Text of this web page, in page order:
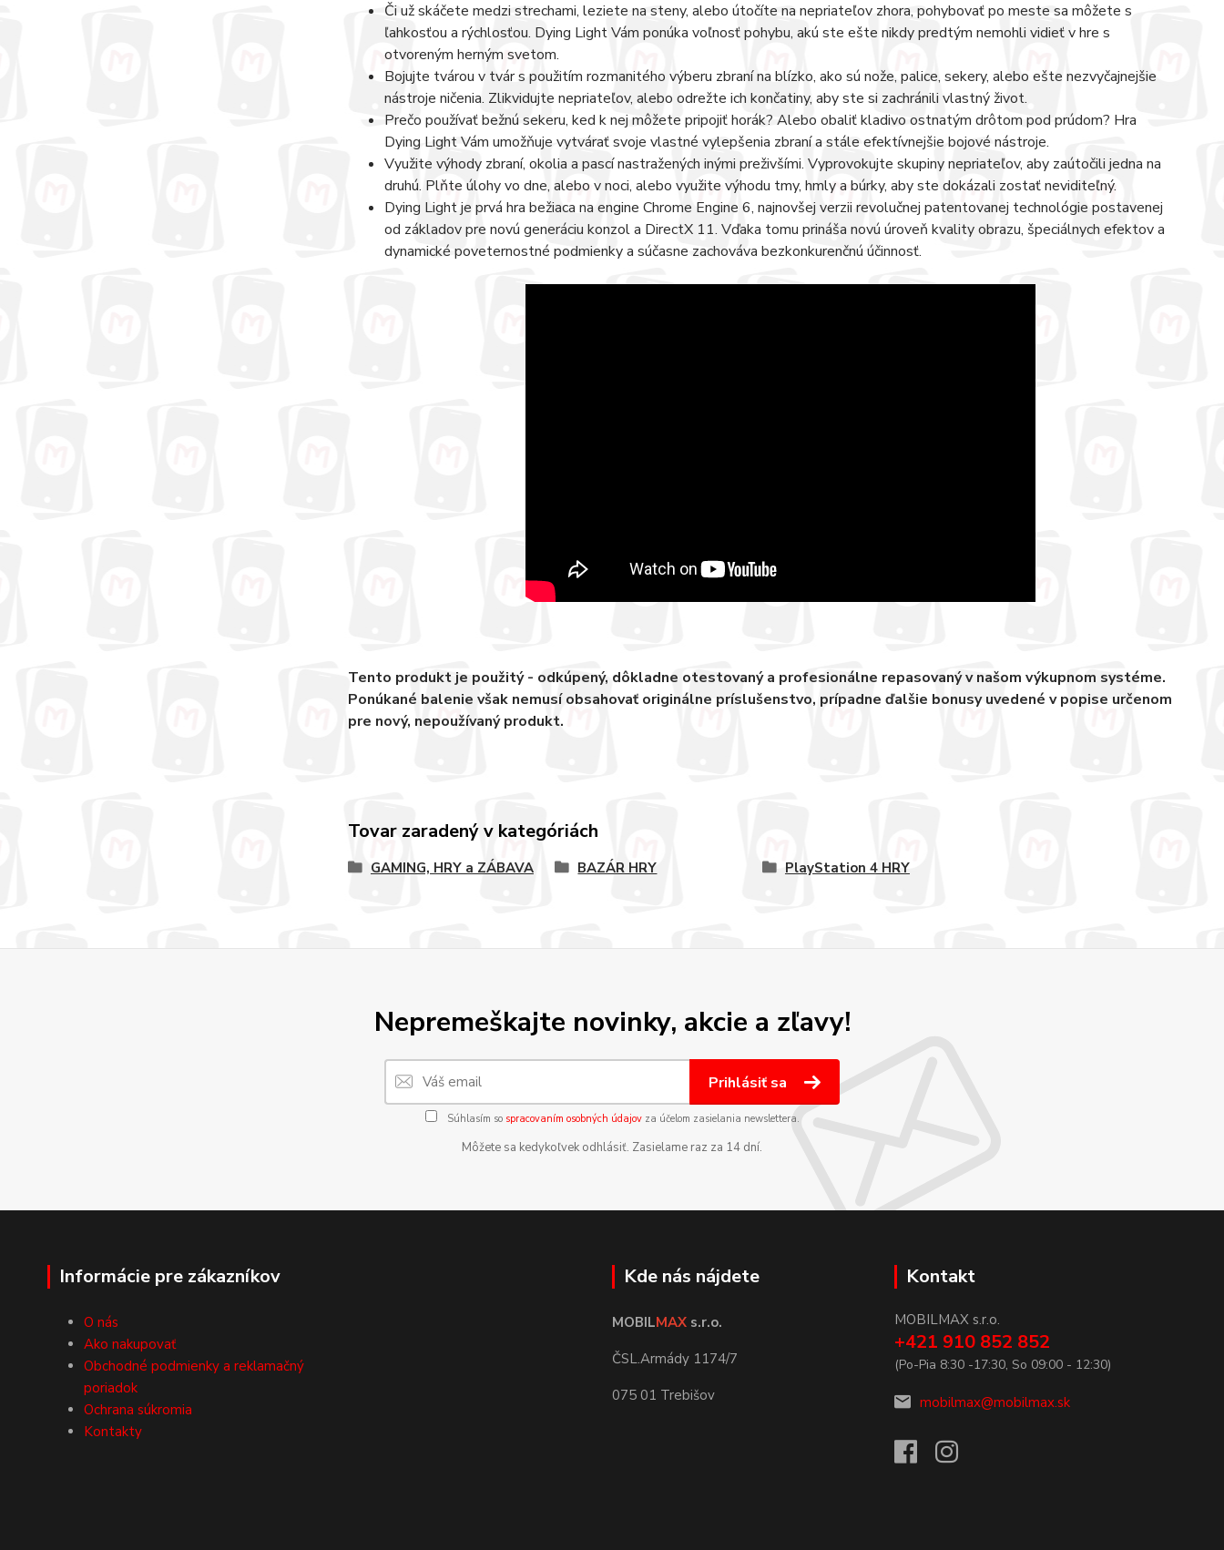
Či už skáčete medzi strechami, leziete na steny, alebo útočíte na nepriateľov zhora, pohybovať po meste sa môžete s
ľahkosťou a rýchlosťou. Dying Light Vám ponúka voľnosť pohybu, akú ste ešte nikdy predtým nemohli vidieť v hre s
otvoreným herným svetom.
Bojujte tvárou v tvár s použitím rozmanitého výberu zbraní na blízko, ako sú nože, palice, sekery, alebo ešte nezvyčajnejšie
nástroje ničenia. Zlikvidujte nepriateľov, alebo odrežte ich končatiny, aby ste si zachránili vlastný život.
Prečo používať bežnú sekeru, ked k nej môžete pripojiť horák? Alebo obaliť kladivo ostnatým drôtom pod prúdom? Hra
Dying Light Vám umožňuje vytvárať svoje vlastné vylepšenia zbraní a stále efektívnejšie bojové nástroje.
Využite výhody zbraní, okolia a pascí nastražených inými preživšími. Vyprovokujte skupiny nepriateľov, aby zaútočili jedna na
druhú. Plňte úlohy vo dne, alebo v noci, alebo využite výhodu tmy, hmly a búrky, aby ste dokázali zostať neviditeľný.
Dying Light je prvá hra bežiaca na engine Chrome Engine 6, najnovšej verzii revolučnej patentovanej technológie postavenej
od základov pre novú generáciu konzol a DirectX 11. Vďaka tomu prináša novú úroveň kvality obrazu, špeciálnych efektov a
dynamické poveternostné podmienky a súčasne zachováva bezkonkurenčnú účinnosť.
Tento produkt je použitý - odkúpený, dôkladne otestovaný a profesionálne repasovaný v našom výkupnom systéme.
Ponúkané balenie však nemusí obsahovať originálne príslušenstvo, prípadne ďalšie bonusy uvedené v popise určenom
pre nový, nepoužívaný produkt.
Tovar zaradený v kategóriách
GAMING, HRY a ZÁBAVA BAZÁR HRY PlayStation 4 HRY
Nepremeškajte novinky, akcie a zľavy!
Prihlásiť sa
Súhlasím so spracovaním osobných údajovza účelom zasielania newslettera.
Môžete sa kedykoľvek odhlásiť. Zasielame raz za 14 dní.
Informácie pre zákazníkov
O nás
Ako nakupovať
Obchodné podmienky a reklamačný
poriadok
Ochrana súkromia
Kontakty
Kde nás nájdete
MOBILMAX s.r.o.
ČSL.Armády 1174/7
075 01 Trebišov
Kontakt
MOBILMAX s.r.o.
+421 910 852 852
(Po-Pia 8:30 -17:30, So 09:00 - 12:30)
mobilmax@mobilmax.sk